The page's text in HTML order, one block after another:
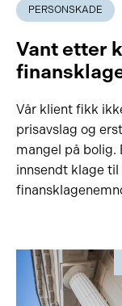
PERSONSKADE
Vant etter
Vår klient fikk
prisavslag og
mangel på bolig.
innsendt klage til